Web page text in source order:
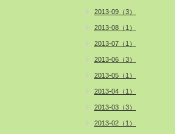
2013-09（3）
2013-08（1）
2013-07（1）
2013-06（3）
2013-05（1）
2013-04（1）
2013-03（3）
2013-02（1）